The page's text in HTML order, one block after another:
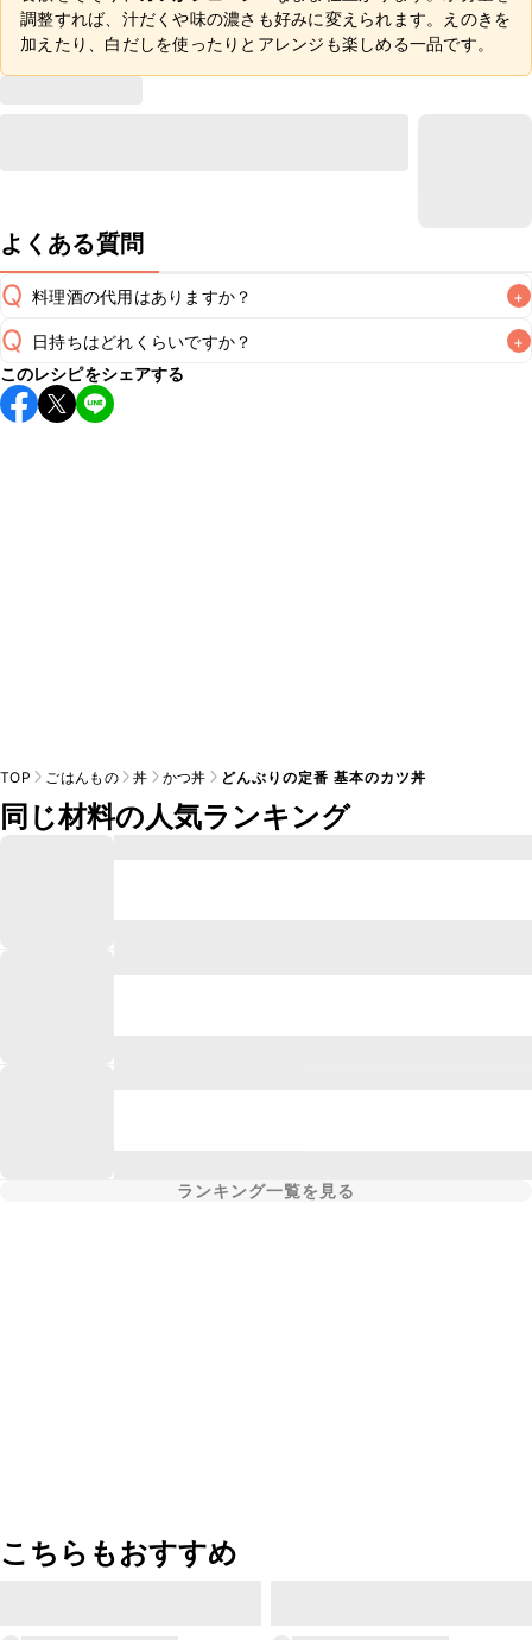
調整すれば、汁だくや味の濃さも好みに変えられます。えのきを
加えたり、白だしを使ったりとアレンジも楽しめる一品です。
よくある質問
Q 料理酒の代用はありますか？ +
A
Q 日持ちはどれくらいですか？ +
こちらのレシピは出来たてをお召し上がりいただくことをお
すすめします。
このレシピをシェアする
TOP ごはんもの 丼 かつ丼 どんぶりの定番 基本のカツ丼
同じ材料の人気ランキング
ランキング一覧を見る
こちらもおすすめ